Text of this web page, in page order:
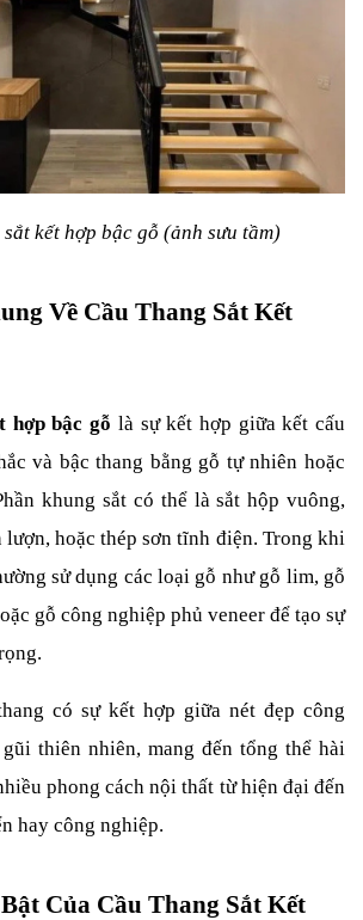
kết hợp bậc gỗ (ảnh sưu tầm)
Về Cầu Thang Sắt Kết
hợp bậc gỗ là sự kết hợp giữa kết cấu
và bậc thang bằng gỗ tự nhiên hoặc
khung sắt có thể là sắt hộp vuông,
lượn, hoặc thép sơn tĩnh điện. Trong khi
sử dụng các loại gỗ như gỗ lim, gỗ
gỗ công nghiệp phủ veneer để tạo sự
có sự kết hợp giữa nét đẹp công
thiên nhiên, mang đến tổng thể hài
phong cách nội thất từ hiện đại đến
hay công nghiệp.
Của Cầu Thang Sắt Kết